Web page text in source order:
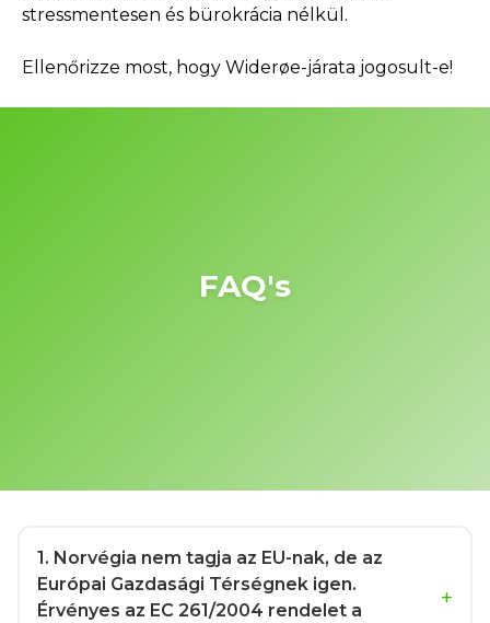
stressmentesen és bürokrácia nélkül.
Ellenőrizze most, hogy Widerøe-járata jogosult-e!
FAQ's
1. Norvégia nem tagja az EU-nak, de az
Európai Gazdasági Térségnek igen.
Érvényes az EC 261/2004 rendelet a